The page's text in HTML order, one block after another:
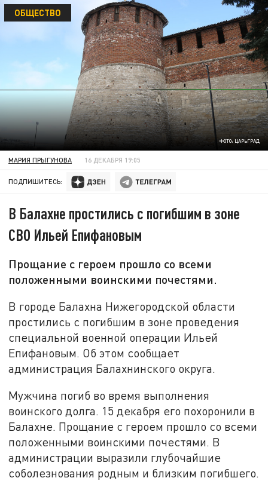
ФОТО: ЦАРЬГРАД
ОБЩЕСТВО
МАРИЯ ПРЫГУНОВА 16 ДЕКАБРЯ 19:05
ПОДПИШИТЕСЬ:
В Балахне простились с погибшим в зоне
СВО Ильей Епифановым
Прощание с героем прошло со всеми
положенными воинскими почестями.
В городе Балахна Нижегородской области
простились с погибшим в зоне проведения
специальной военной операции Ильей
Епифановым. Об этом сообщает
администрация Балахнинского округа.
Мужчина погиб во время выполнения
воинского долга. 15 декабря его похоронили в
Балахне. Прощание с героем прошло со всеми
положенными воинскими почестями. В
администрации выразили глубочайшие
соболезнования родным и близким погибшего.